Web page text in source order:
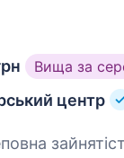
Вища за
центр